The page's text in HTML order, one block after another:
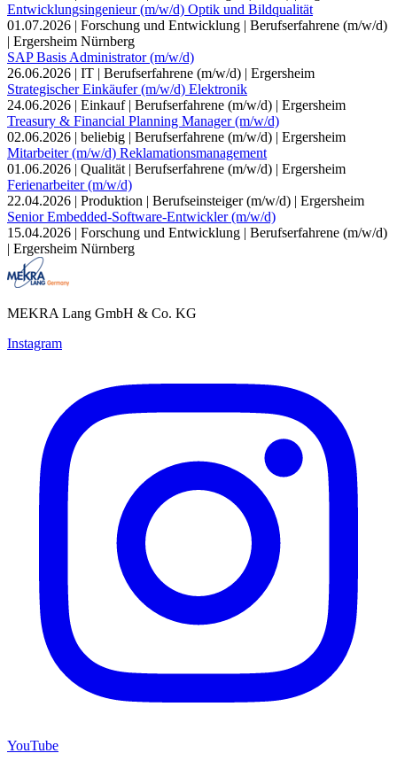
Entwicklungsingenieur (m/w/d) Optik und Bildqualität
01.07.2026 | Forschung und Entwicklung | Berufserfahrene (m/w/d)
| Ergersheim Nürnberg
SAP Basis Administrator (m/w/d)
26.06.2026 | IT | Berufserfahrene (m/w/d) | Ergersheim
Strategischer Einkäufer (m/w/d) Elektronik
24.06.2026 | Einkauf | Berufserfahrene (m/w/d) | Ergersheim
Treasury & Financial Planning Manager (m/w/d)
02.06.2026 | beliebig | Berufserfahrene (m/w/d) | Ergersheim
Mitarbeiter (m/w/d) Reklamationsmanagement
01.06.2026 | Qualität | Berufserfahrene (m/w/d) | Ergersheim
Ferienarbeiter (m/w/d)
22.04.2026 | Produktion | Berufseinsteiger (m/w/d) | Ergersheim
Senior Embedded-Software-Entwickler (m/w/d)
15.04.2026 | Forschung und Entwicklung | Berufserfahrene (m/w/d)
| Ergersheim Nürnberg
MEKRA Lang GmbH & Co. KG
Instagram
YouTube